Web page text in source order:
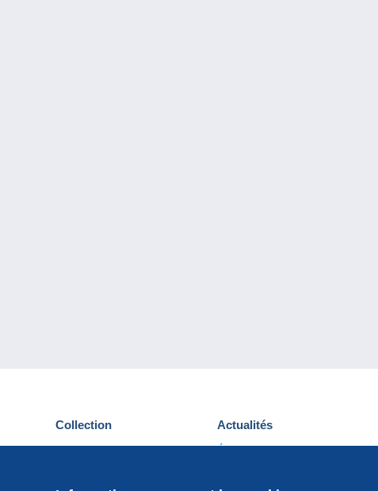
Collection
Cartes postales
Actualités
Événements Delcampe